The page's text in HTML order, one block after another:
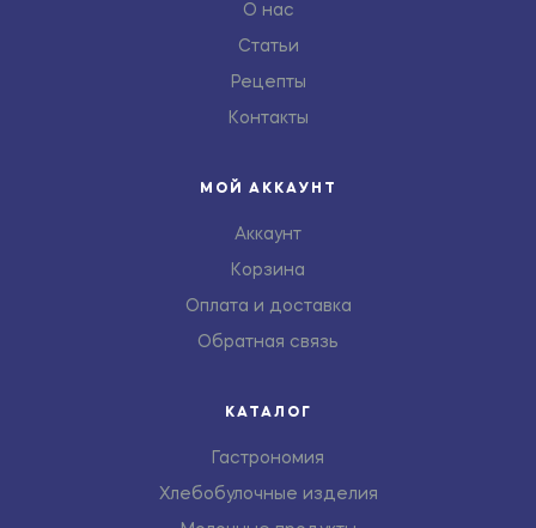
О нас
Статьи
Рецепты
Контакты
МОЙ АККАУНТ
Аккаунт
Корзина
Оплата и доставка
Обратная связь
КАТАЛОГ
Гастрономия
Хлебобулочные изделия